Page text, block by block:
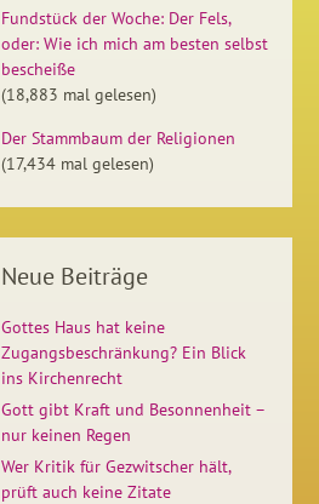
Fundstück der Woche: Der Fels,
oder: Wie ich mich am besten selbst
bescheiße
(18,883 mal gelesen)
Der Stammbaum der Religionen
(17,434 mal gelesen)
Neue Beiträge
Gottes Haus hat keine
Zugangsbeschränkung? Ein Blick
ins Kirchenrecht
Gott gibt Kraft und Besonnenheit –
nur keinen Regen
Wer Kritik für Gezwitscher hält,
prüft auch keine Zitate